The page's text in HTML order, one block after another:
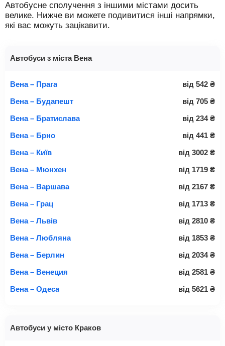
Автобусне сполучення з іншими містами досить
велике. Нижче ви можете подивитися інші напрямки,
які вас можуть зацікавити.
Автобуси з міста Вена
Вена – Прага від 542 ₴
Вена – Будапешт
від 705 ₴
Вена – Братислава
від 234 ₴
Вена – Брно
від 441 ₴
Вена – Київ
від 3002 ₴
Вена – Мюнхен
від 1719 ₴
Вена – Варшава
від 2167 ₴
Вена – Грац
від 1713 ₴
Вена – Львів
від 2810 ₴
Вена – Любляна
від 1853 ₴
Вена – Берлин
від 2034 ₴
Вена – Венеция
від 2581 ₴
Вена – Одеса
від 5621 ₴
Автобуси у місто Краков